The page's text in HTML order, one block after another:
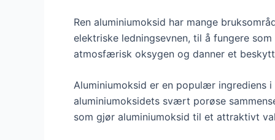
Ren aluminiumoksid har mange
elektriske ledningsevnen, til å fungere
atmosfærisk oksygen og danner et
Aluminiumoksid er en populær ingrediens
aluminiumoksidets svært porøse
som gjør aluminiumoksid til et attraktivt